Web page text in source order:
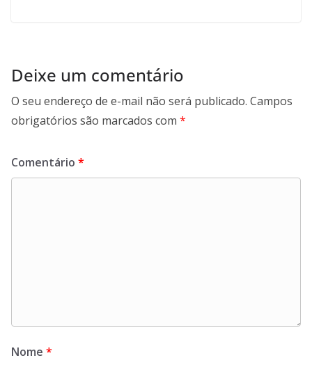
Deixe um comentário
O seu endereço de e-mail não será publicado. Campos
obrigatórios são marcados com *
Comentário *
Nome *